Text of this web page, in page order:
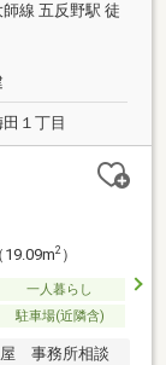
線 五反野駅 徒
１丁目
2）
一人暮らし
駐車場(近隣含)
事務所相談